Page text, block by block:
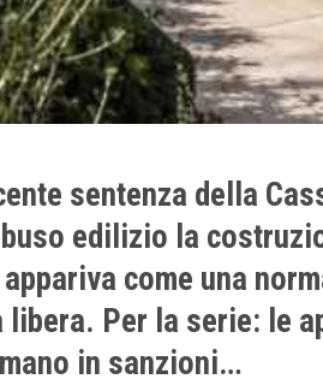
sentenza della
edilizio la
come una
Per la serie: le
in sanzioni…